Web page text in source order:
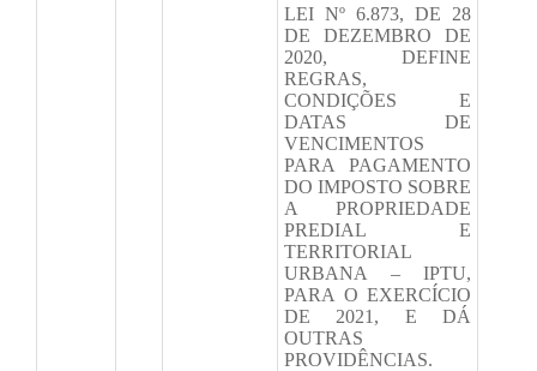
LEI Nº 6.873, DE 28
DE DEZEMBRO DE
2020, DEFINE
REGRAS,
CONDIÇÕES E
DATAS DE
VENCIMENTOS
PARA PAGAMENTO
DO IMPOSTO SOBRE
A PROPRIEDADE
PREDIAL E
TERRITORIAL
URBANA – IPTU,
PARA O EXERCÍCIO
DE 2021, E DÁ
OUTRAS
PROVIDÊNCIAS.